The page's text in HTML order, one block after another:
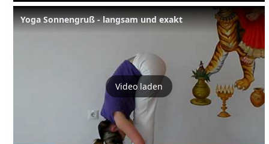
Yoga Sonnengruß - langsam und exakt
Video laden